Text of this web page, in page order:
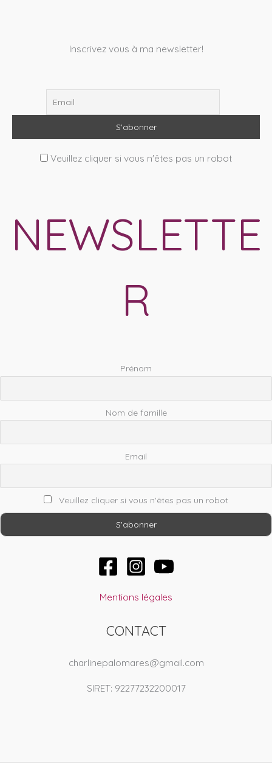
Inscrivez vous à ma newsletter!
Veuillez cliquer si vous n'êtes pas un robot
NEWSLETTE
R
Prénom
Nom de famille
Email
Veuillez cliquer si vous n'êtes pas un robot
Mentions légales
CONTACT
charlinepalomares@gmail.com
SIRET: 92277232200017